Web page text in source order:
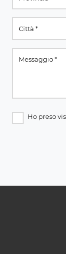
Ho preso